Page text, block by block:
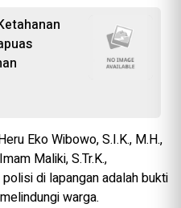
Eko Wibowo, S.I.K., M.H.,
Maliki, S.Tr.K.,
di lapangan adalah bukti
warga.